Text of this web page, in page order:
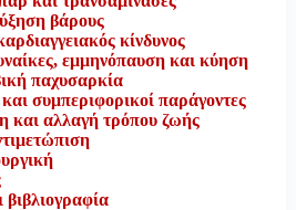
βάρους
κίνδυνος
εμμηνόπαυση και κύηση
παχυσαρκία
συμπεριφορικοί παράγοντες
και αλλαγή τρόπου ζωής